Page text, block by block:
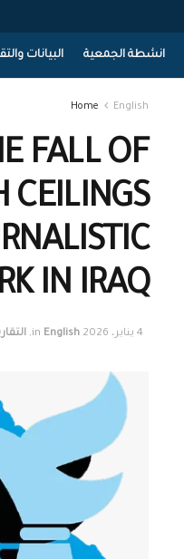
انشطة الجمعية البيانات
Home English
FALL OF
CEILINGS
IN IRAQ
4 يناير، 2026 in English
,